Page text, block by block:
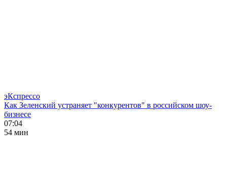
эКспрессо
Как Зеленский устраняет "конкурентов" в российском шоу-
бизнесе
07:04
54 мин